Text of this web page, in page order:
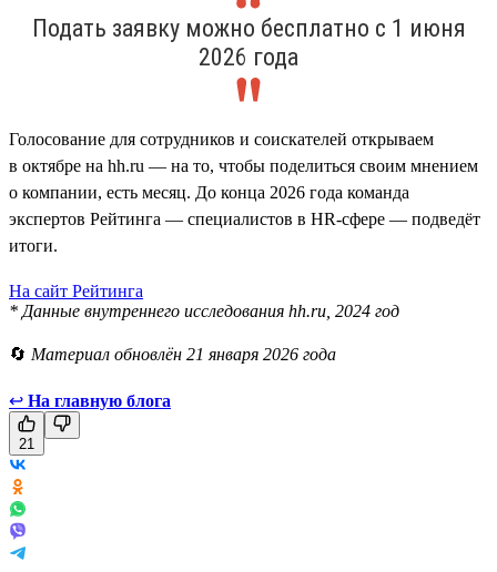
Подать заявку можно бесплатно с 1 июня
2026 года
Голосование для сотрудников и соискателей открываем
в октябре на hh.ru — на то, чтобы поделиться своим мнением
о компании, есть месяц. До конца 2026 года команда
экспертов Рейтинга — специалистов в HR-сфере — подведёт
итоги.
На сайт Рейтинга
* Данные внутреннего исследования hh.ru, 2024 год
🔄 Материал обновлён 21 января 2026 года
↩ На главную блога
21